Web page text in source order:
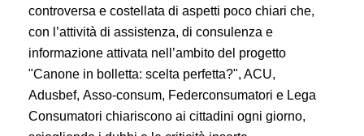
controversa e costellata di aspetti poco chiari che,
con l’attività di assistenza, di consulenza e
informazione attivata nell’ambito del progetto
"Canone in bolletta: scelta perfetta?", ACU,
Adusbef, Asso-consum, Federconsumatori e Lega
Consumatori chiariscono ai cittadini ogni giorno,